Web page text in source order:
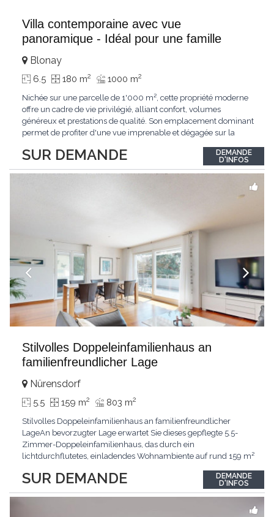
Villa contemporaine avec vue
panoramique - Idéal pour une famille
SUR DEMANDE
Blonay
6.5 180 m2 1000 m2
Nichée sur une parcelle de 1'000 m², cette propriété moderne
offre un cadre de vie privilégié, alliant confort, volumes
généreux et prestations de qualité. Son emplacement dominant
permet de profiter d'une vue imprenable et dégagée sur la
excavé, cette villa propose une surface habitable utile de plus
de 260 m², soigneusement...
DEMANDE
D'INFOS
Stilvolles Doppeleinfamilienhaus an
familienfreundlicher Lage
SUR DEMANDE
Nürensdorf
5.5 159 m2 803 m2
Stilvolles Doppeleinfamilienhaus an familienfreundlicher
LageAn bevorzugter Lage erwartet Sie dieses gepflegte 5.5-
Zimmer-Doppeleinfamilienhaus, das durch ein
lichtdurchflutetes, einladendes Wohnambiente auf rund 159 m²
Liegenschaft in einem hervorragenden Zustand und vereint
zeitgemässen Wohnkomfort perfekt mit nachhaltiger
DEMANDE
D'INFOS